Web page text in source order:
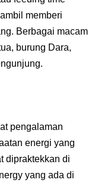
memberi
Berbagai macam
burung Dara,
pengalaman
energi yang
dipraktekkan di
yang ada di